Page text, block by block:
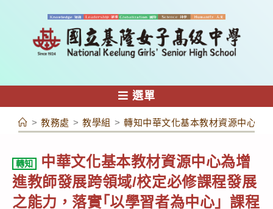
容
選單
> 教務處 > 教學組 > 轉知中華文化基本教材資源中心為
轉知
中華文化基本教材資源中心為增
進教師發展跨領域/校定必修課程發展
之能力，落實｢以學習者為中心」課程